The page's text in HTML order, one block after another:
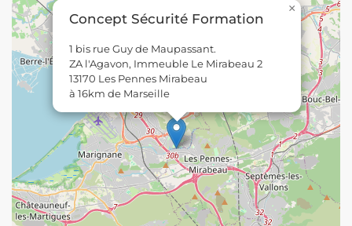
Concept Sécurité Formation
1 bis rue Guy de Maupassant.
ZA l'Agavon, Immeuble Le Mirabeau 2
13170 Les Pennes Mirabeau
à 16km de Marseille
×